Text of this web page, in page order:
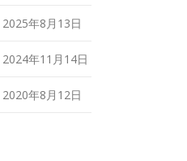
2025年8月13日
2024年11月14日
2020年8月12日